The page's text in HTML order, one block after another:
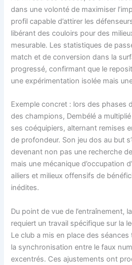
dans une volonté de maximiser
profil capable d’attirer les
libérant des couloirs pour des
mesurable. Les statistiques de
match et de conversion dans la
progressé, confirmant que le
une expérimentation isolée mais
Exemple concret : lors des phases
des champions, Dembélé a
ses coéquipiers, alternant remises
de profondeur. Son jeu dos au but
devenant non pas une recherche
mais une mécanique d’occupation
ailiers et milieux offensifs de
inédites.
Du point de vue de l’entraînement,
requiert un travail spécifique sur la
Le club a mis en place des
la synchronisation entre le faux
excentrés. Ces ajustements ont